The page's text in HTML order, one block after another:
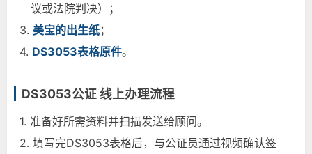
议或法院判决）；
3. 美宝的出生纸；
4. DS3053表格原件。
DS3053公证 线上办理流程
1. 准备好所需资料并扫描发送给顾问。
2. 填写完DS3053表格后，与公证员通过视频确认签